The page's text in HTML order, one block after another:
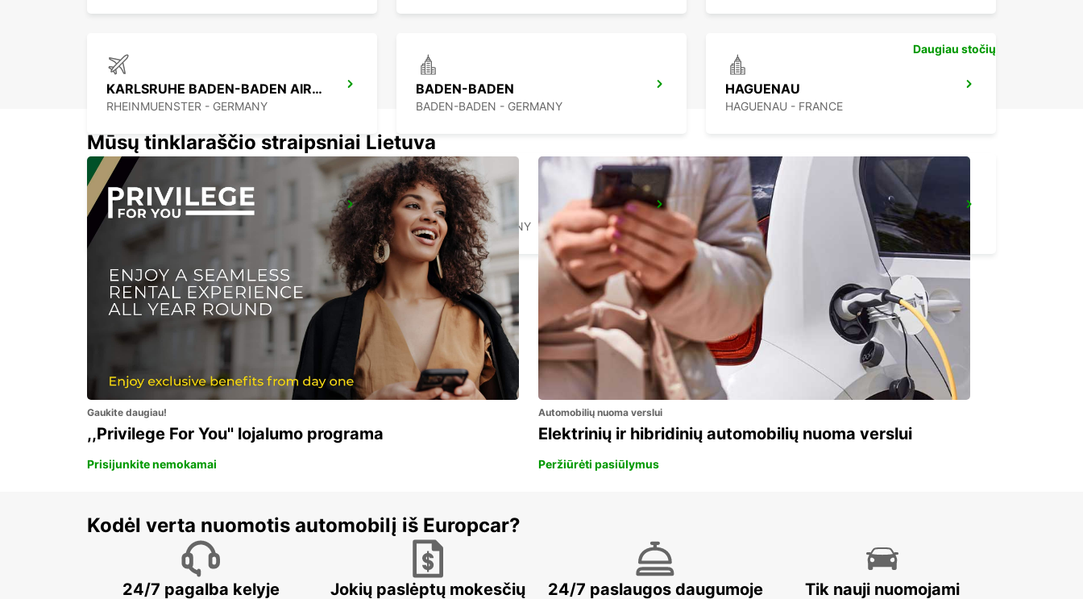
KARLSRUHE BADEN-BADEN AIRPORT
RHEINMUENSTER - GERMANY
BADEN-BADEN
BADEN-BADEN - GERMANY
HAGUENAU
HAGUENAU - FRANCE
RASTATT - GERMANY
RASTATT
RASTATT - GERMANY
SAVERNE
SAVERNE - FRANCE
Daugiau stočių
Mūsų tinklaraščio straipsniai Lietuva
Gaukite daugiau!
,,Privilege For You'' lojalumo programa
Prisijunkite nemokamai
Automobilių nuoma verslui
Elektrinių ir hibridinių automobilių nuoma verslui
Peržiūrėti pasiūlymus
Kodėl verta nuomotis automobilį iš Europcar?
24/7 pagalba kelyje Jokių paslėptų mokesčių
24/7 paslaugos daugumoje
Tik nauji nuomojami